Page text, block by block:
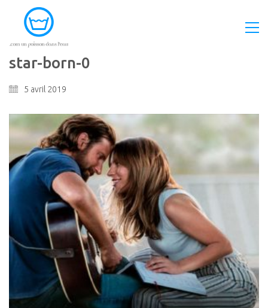
star-born-0
5 avril 2019